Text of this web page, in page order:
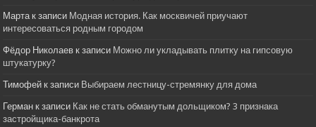
Мартак записи Модная история. Как москвичей приучают
интересоваться родным городом
Фёдор Николаев к записи Можно ли укладывать плитку на гипсовую
штукатурку?
Тимофей к записи Выбираем лестницу-стремянку для дома
Герман к записи Как не стать обманутым дольщиком? 3 признака
застройщика-банкрота